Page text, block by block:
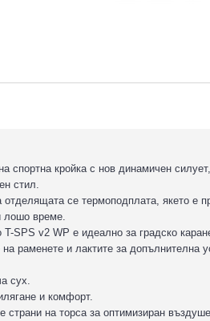
спортна кройка с нов динамичен
стил.
се термоподплата, якето е
лошо време.
SPS v2 WP е идеално за градско
раменете и лактите за допълнителна
сух.
и комфорт.
страни на торса за оптимизиран